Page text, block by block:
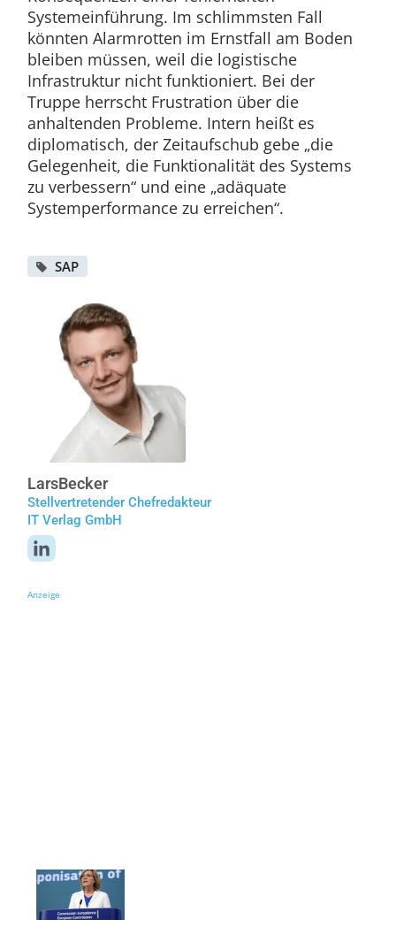
Systemeinführung. Im schlimmsten Fall
könnten Alarmrotten im Ernstfall am Boden
bleiben müssen, weil die logistische
Infrastruktur nicht funktioniert. Bei der
Truppe herrscht Frustration über die
anhaltenden Probleme. Intern heißt es
diplomatisch, der Zeitaufschub gebe „die
Gelegenheit, die Funktionalität des Systems
zu verbessern“ und eine „adäquate
Systemperformance zu erreichen“.
SAP
LarsBecker
Stellvertretender Chefredakteur
IT Verlag GmbH
Anzeige